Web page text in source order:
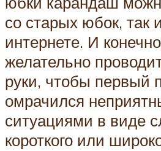
со старых юбок, так
интернете. И
желательно
руки, чтобы первый
омрачился
ситуациями в виде
короткого или